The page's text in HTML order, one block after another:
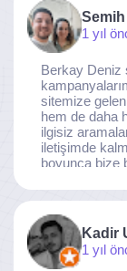
ekibine
1 yıl
Berkay Deniz
sitemize gelen
hem de daha
ilgisiz
iletişimde
boyunca bize
Kadir
1 yıl